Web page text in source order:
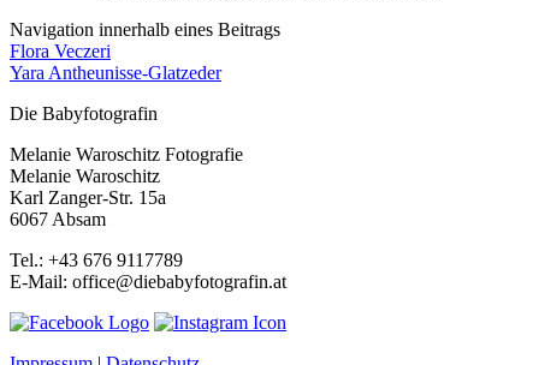
Navigation innerhalb eines Beitrags
Flora Veczeri
Yara Antheunisse-Glatzeder
Die Babyfotografin
Melanie Waroschitz Fotografie
Melanie Waroschitz
Karl Zanger-Str. 15a
6067 Absam
Tel.: +43 676 9117789
E-Mail: office@diebabyfotografin.at